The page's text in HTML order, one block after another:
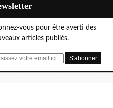
vous pour être averti des
articles publiés.